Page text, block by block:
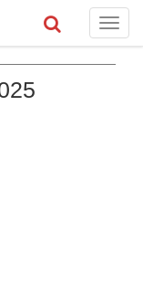
Toggle